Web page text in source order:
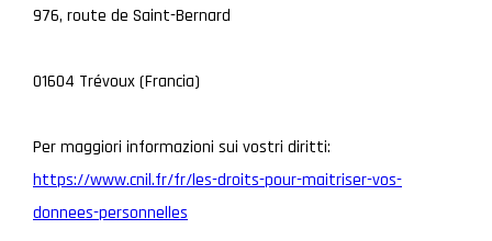
976, route de Saint-Bernard
01604 Trévoux (Francia)
Per maggiori informazioni sui vostri diritti:
https://www.cnil.fr/fr/les-droits-pour-maitriser-vos-
donnees-personnelles